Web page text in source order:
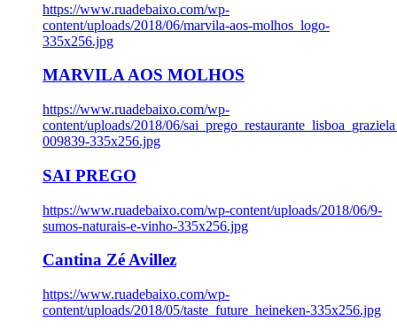
https://www.ruadebaixo.com/wp-
content/uploads/2018/06/marvila-aos-molhos_logo-
335x256.jpg
MARVILA AOS MOLHOS
https://www.ruadebaixo.com/wp-
content/uploads/2018/06/
009839-335x256.jpg
SAI PREGO
https://www.ruadebaixo.com/wp-content/uploads/2018/06/9-
sumos-naturais-e-vinho-335x256.jpg
Cantina Zé Avillez
https://www.ruadebaixo.com/wp-
content/uploads/2018/05/taste_future_heineken-335x256.jpg